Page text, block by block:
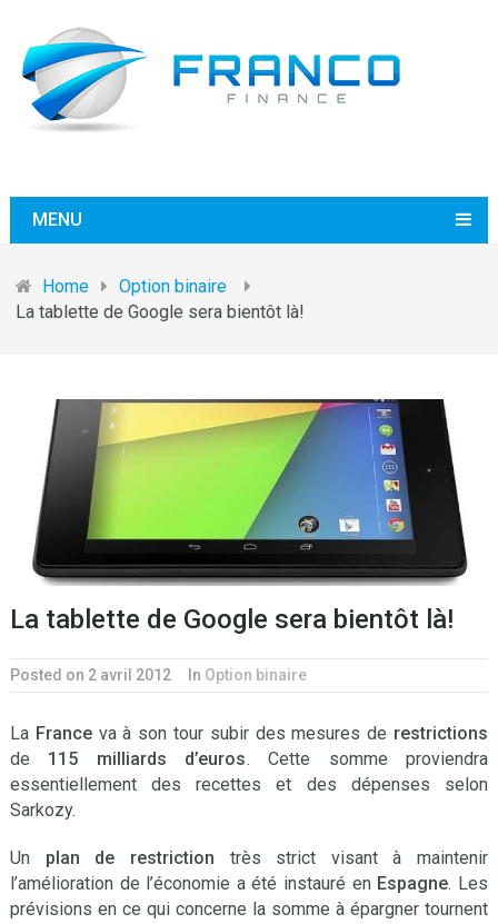
MENU
Home
Option binaire
La tablette de Google sera bientôt là!
La tablette de Google sera bientôt là!
Posted on 2 avril 2012 In Option binaire
La Franceva à son tour subir des mesures de restrictions
de 115 milliards d’euros. Cette somme proviendra
essentiellement des recettes et des dépenses selon
Sarkozy.
Un plan de restriction très strict visant à maintenir
l’amélioration de l’économie a été instauré en Espagne. Les
prévisions en ce qui concerne la somme à épargner tournent